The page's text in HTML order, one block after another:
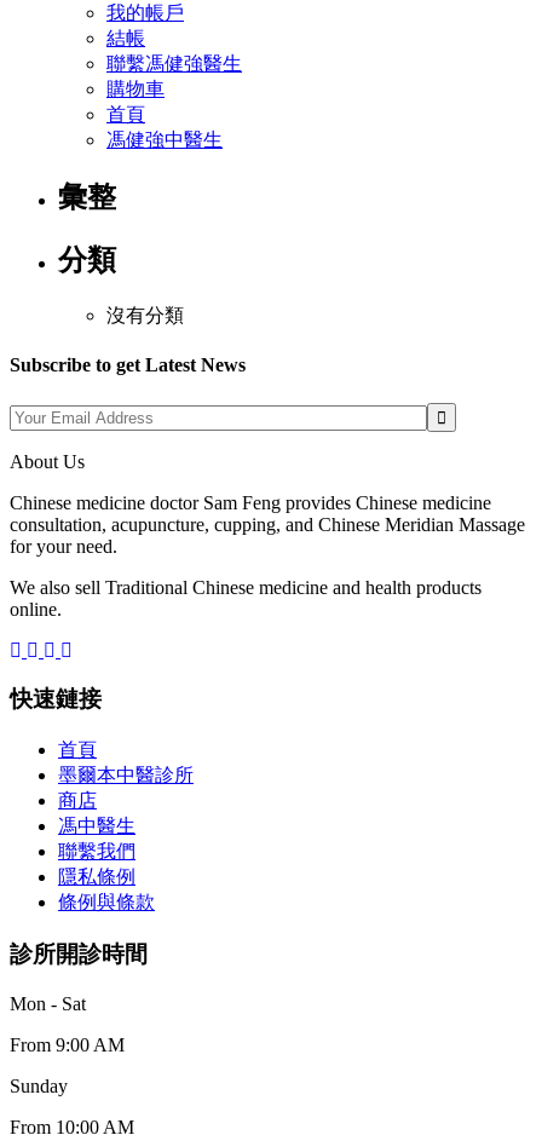
我的帳戶
結帳
聯繫馮健強醫生
購物車
首頁
馮健強中醫生
彙整
分類
沒有分類
Subscribe to get Latest News
About Us
Chinese medicine doctor Sam Feng provides Chinese medicine
consultation, acupuncture, cupping, and Chinese Meridian Massage
for your need.
We also sell Traditional Chinese medicine and health products
online.
快速鏈接
首頁
墨爾本中醫診所
商店
馮中醫生
聯繫我們
隱私條例
條例與條款
診所開診時間
Mon - Sat
From 9:00 AM
Sunday
From 10:00 AM